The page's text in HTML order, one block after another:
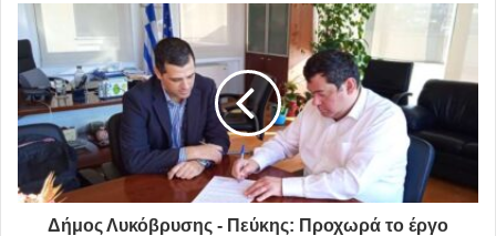
Δήμος Λυκόβρυσης - Πεύκης: Προχωρά το έργο